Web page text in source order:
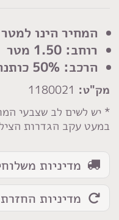
המחיר הינו למטר
רוחב: 1.50 מטר
‏הרכב: 50% כותנה, 50% פוליאסטר
מק"ט:
* יש לשים לב שצבעי
במעט עקב הגדרות
מקומט
ורוד
בהיר
מדיניות
מדיניות